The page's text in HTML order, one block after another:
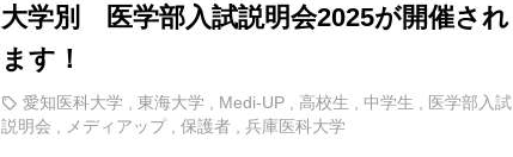
大学別 医学部入試説明会2025が開催され
ます！
愛知医科大学 , 東海大学 , Medi-UP , 高校生 , 中学生 , 医学部入試
説明会 , メディアップ , 保護者 , 兵庫医科大学